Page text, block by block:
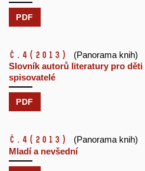
PDF
č.4 (2013)
(Panorama knih)
Slovník autorů literatury pro děti
spisovatelé
PDF
č.4 (2013)
(Panorama knih)
Mladí a nevšední